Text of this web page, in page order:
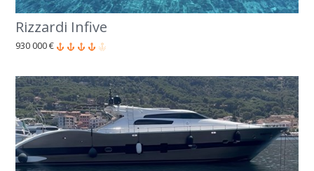
Rizzardi Infive
930 000 €